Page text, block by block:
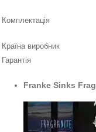
Комплектація
Країна виробник
Гарантія
Franke Sinks